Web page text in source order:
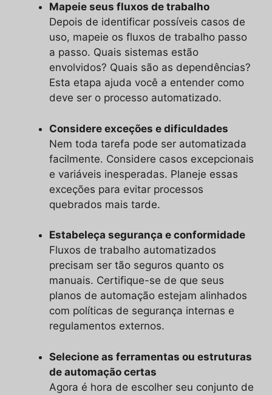
Mapeie seus fluxos de trabalho
Depois de identificar possíveis casos de
uso, mapeie os fluxos de trabalho passo
a passo. Quais sistemas estão
envolvidos? Quais são as dependências?
Esta etapa ajuda você a entender como
deve ser o processo automatizado.
Considere exceções e dificuldades
Nem toda tarefa pode ser automatizada
facilmente. Considere casos excepcionais
e variáveis inesperadas. Planeje essas
exceções para evitar processos
quebrados mais tarde.
Estabeleça segurança e conformidade
Fluxos de trabalho automatizados
precisam ser tão seguros quanto os
manuais. Certifique-se de que seus
planos de automação estejam alinhados
com políticas de segurança internas e
regulamentos externos.
Selecione as ferramentas ou estruturas
de automação certas
Agora é hora de escolher seu conjunto de